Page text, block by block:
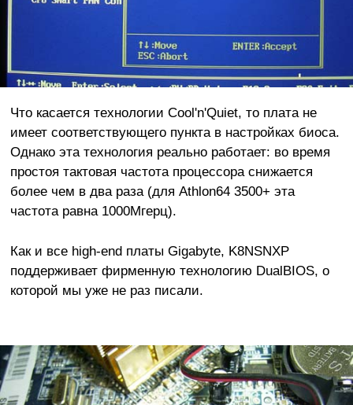
Что касается технологии Cool'n'Quiet, то плата не
имеет соответствующего пункта в настройках биоса.
Однако эта технология реально работает: во время
простоя тактовая частота процессора снижается
более чем в два раза (для Athlon64 3500+ эта
частота равна 1000Мгерц).
Как и все high-end платы Gigabyte, K8NSNXP
поддерживает фирменную технологию DualBIOS, о
которой мы уже не раз писали.